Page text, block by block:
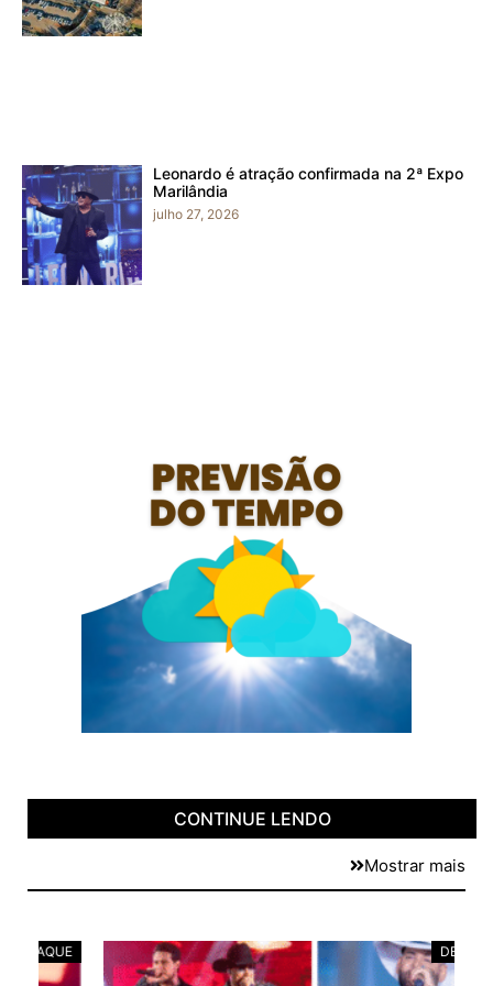
Leonardo é atração confirmada na 2ª Expo
Marilândia
julho 27, 2026
CONTINUE LENDO
Mostrar mais
DESTAQUE